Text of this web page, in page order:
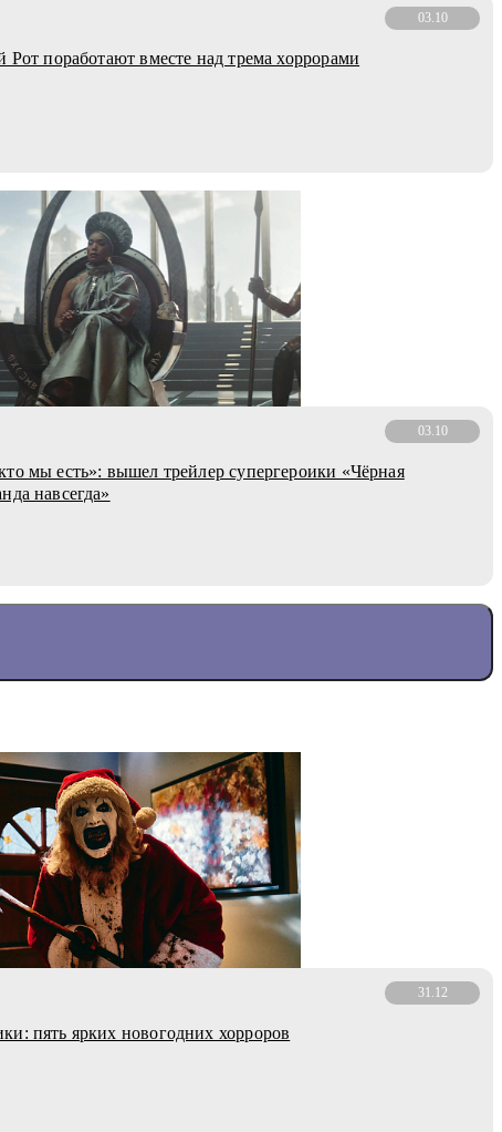
03.10
Рот поработают вместе над трема хоррорами
03.10
мы есть»: вышел трейлер супергероики «Чёрная
навсегда»
31.12
пять ярких новогодних хорроров